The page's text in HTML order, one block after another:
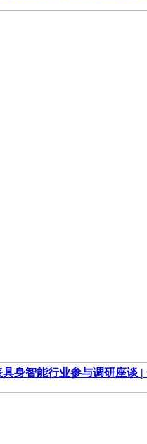
身智能行业参与调研座谈 |